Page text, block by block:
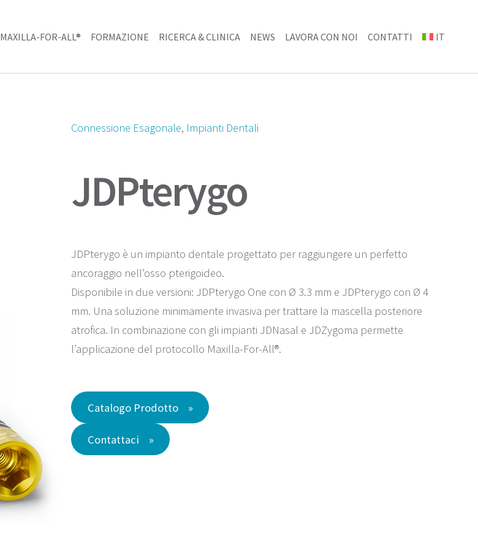
MAXILLA-FOR-ALL® FORMAZIONE RICERCA & CLINICA NEWS LAVORA CON NOI CONTATTI IT
Connessione Esagonale, Impianti Dentali
JDPterygo
JDPterygo è un impianto dentale progettato per raggiungere un perfetto
ancoraggio nell’osso pterigoideo.
Disponibile in due versioni: JDPterygo One con Ø 3.3 mm e JDPterygo con Ø 4
mm. Una soluzione minimamente invasiva per trattare la mascella posteriore
atrofica. In combinazione con gli impianti JDNasal e JDZygoma permette
l’applicazione del protocollo Maxilla-For-All®.
Catalogo Prodotto
Contattaci